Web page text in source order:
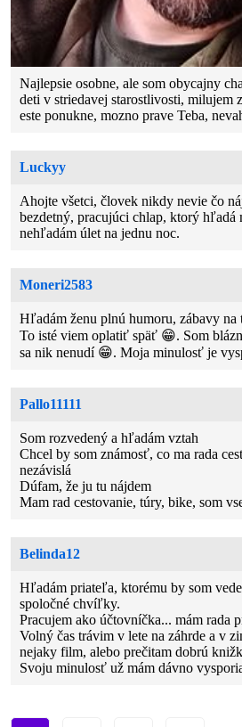
Najlepsie osobne, ale som obycajny
deti v striedavej starostlivosti, milujem
este ponukne, mozno prave Teba,
Luckyy
Ahojte všetci, človek nikdy nevie čo
bezdetný, pracujúci chlap, ktorý hľadá
nehľadám úlet na jednu noc.
Moneri2583
Hľadám ženu plnú humoru, zábavy na
To isté viem oplatiť späť 😁. Som
sa nik nenudí 😁. Moja minulosť je
Pallo11111
Som rozvedený a hľadám vztah
Chcel by som známosť, co ma rada
nezávislá
Dúfam, že ju tu nájdem
Mam rad cestovanie, túry, bike, som
Belinda12
Hľadám priateľa, ktorému by som
spoločné chvíľky.
Pracujem ako účtovníčka... mám rada
Volný čas trávim v lete na záhrde a v
nejaky film, alebo prečitam dobrú
Svoju minulosť už mám dávno